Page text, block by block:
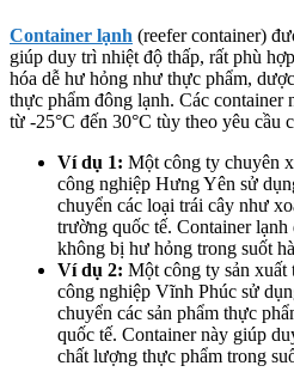
Container lạnh (reefer container)
giúp duy trì nhiệt độ thấp, rất phù
hóa dễ hư hỏng như thực phẩm,
thực phẩm đông lạnh. Các container
từ -25°C đến 30°C tùy theo yêu cầu
Ví dụ 1: Một công ty chuyên
công nghiệp Hưng Yên sử
chuyển các loại trái cây như
trường quốc tế. Container
không bị hư hỏng trong suốt
Ví dụ 2: Một công ty sản xuất
công nghiệp Vĩnh Phúc sử
chuyển các sản phẩm thực
quốc tế. Container này giúp
chất lượng thực phẩm trong